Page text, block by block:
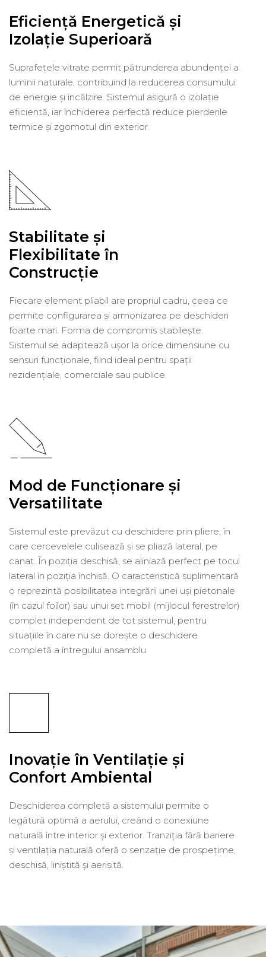
Eficiență Energetică și
Izolație Superioară
Suprafețele vitrate permit pătrunderea abundenței a
luminii naturale, contribuind la reducerea consumului
de energie și încălzire. Sistemul asigură o izolație
eficientă, iar închiderea perfectă reduce pierderile
termice și zgomotul din exterior.
Stabilitate și
Flexibilitate în
Construcție
Fiecare element pliabil are propriul cadru, ceea ce
permite configurarea și armonizarea pe deschideri
foarte mari. Forma de compromis stabilește.
Sistemul se adaptează ușor la orice dimensiune cu
sensuri funcționale, fiind ideal pentru spații
rezidențiale, comerciale sau publice.
Mod de Funcționare și
Versatilitate
Sistemul este prevăzut cu deschidere prin pliere, în
care cercevelele culisează și se pliază lateral, pe
canat. În poziția deschisă, se aliniază perfect pe tocul
lateral în poziția închisă. O caracteristică suplimentară
o reprezintă posibilitatea integrării unei uși pietonale
(în cazul foilor) sau unui set mobil (mijlocul ferestrelor)
complet independent de tot sistemul, pentru
situațiile în care nu se dorește o deschidere
completă a întregului ansamblu.
Inovație în Ventilație și
Confort Ambiental
Deschiderea completă a sistemului permite o
legătură optimă a aerului, creând o conexiune
naturală între interior și exterior. Tranziția fără bariere
și ventilația naturală oferă o senzație de prospețime,
deschisă, liniștită și aerisită.